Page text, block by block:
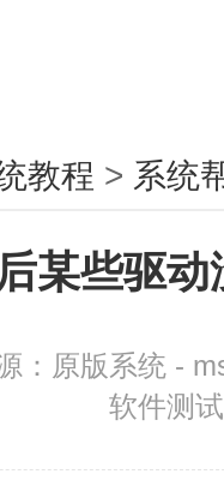
教程 > 系统
某些驱
：原版系统 -
软件测试